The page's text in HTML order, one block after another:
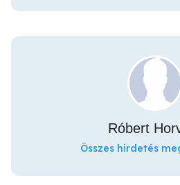
Róbert
Összes hirdetés